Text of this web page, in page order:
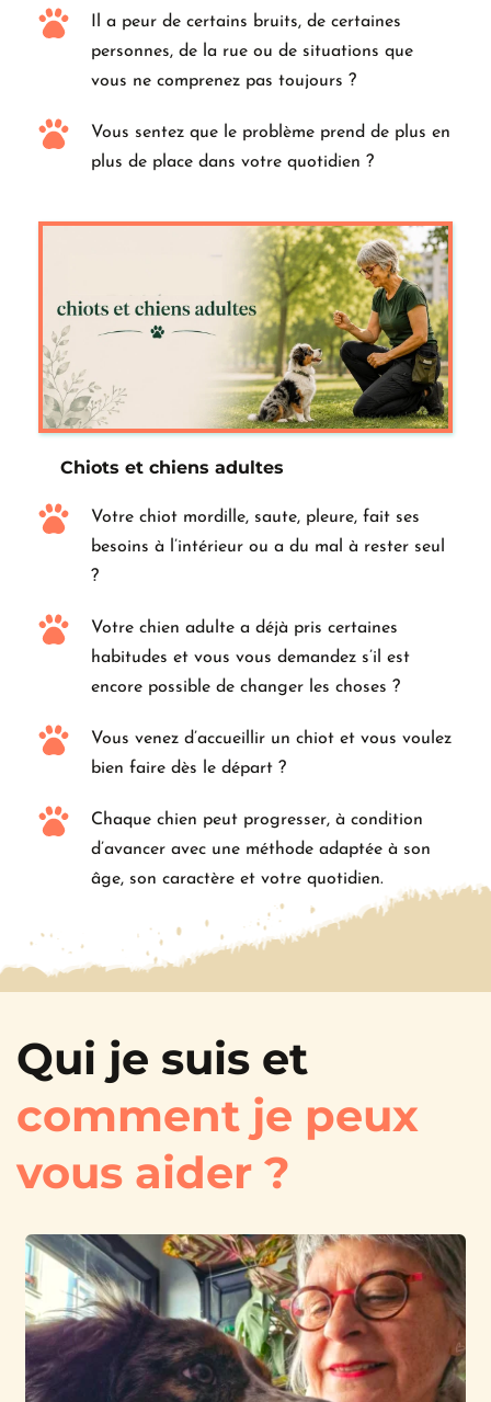
Il a peur de certains bruits, de certaines
personnes, de la rue ou de situations que
vous ne comprenez pas toujours ?
Vous sentez que le problème prend de plus en
plus de place dans votre quotidien ?
Chiots et chiens adultes
Votre chiot mordille, saute, pleure, fait ses
besoins à l’intérieur ou a du mal à rester seul
?
Votre chien adulte a déjà pris certaines
habitudes et vous vous demandez s’il est
encore possible de changer les choses ?
Vous venez d’accueillir un chiot et vous voulez
bien faire dès le départ ?
Chaque chien peut progresser, à condition
d’avancer avec une méthode adaptée à son
âge, son caractère et votre quotidien.
comment je peux
vous aider ?